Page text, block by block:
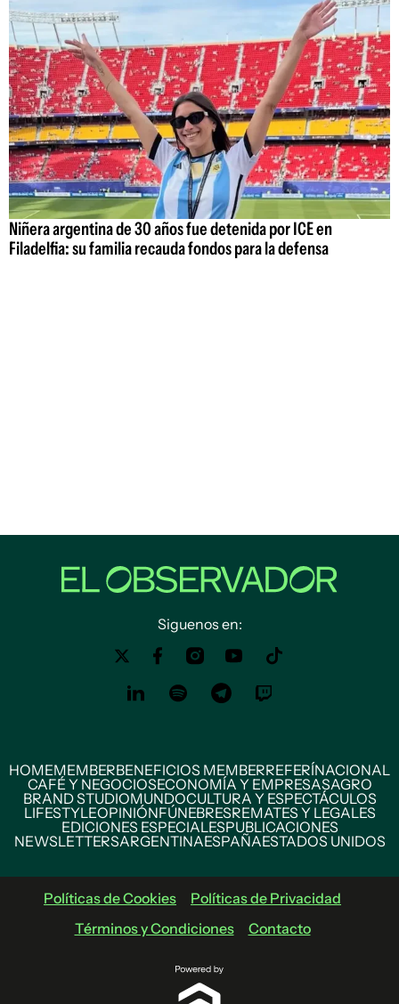
Niñera argentina de 30 años fue detenida por ICE en
Filadelfia: su familia recauda fondos para la defensa
Siguenos en:
HOMEMEMBERBENEFICIOS MEMBERREFERÍNACIONAL
CAFÉ Y NEGOCIOSECONOMÍA Y EMPRESASAGRO
BRAND STUDIOMUNDOCULTURA Y ESPECTÁCULOS
LIFESTYLEOPINIÓNFÚNEBRESREMATES Y LEGALES
EDICIONES ESPECIALESPUBLICACIONES
NEWSLETTERSARGENTINAESPAÑAESTADOS UNIDOS
Políticas de Cookies
Políticas de Privacidad
Términos y Condiciones
Contacto